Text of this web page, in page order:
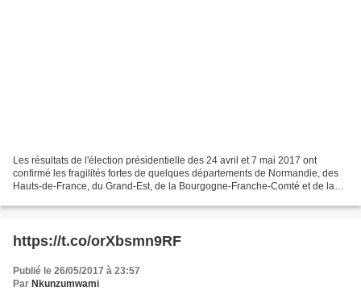
Les résultats de l'élection présidentielle des 24 avril et 7 mai 2017 ont
confirmé les fragilités fortes de quelques départements de Normandie, des
Hauts-de-France, du Grand-Est, de la Bourgogne-Franche-Comté et de la
https://t.co/orXbsmn9RF
Publié le 26/05/2017 à 23:57
Par Nkunzumwami